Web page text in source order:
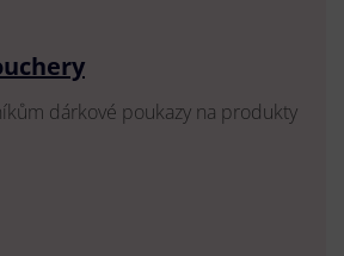
dárkové poukazy na produkty